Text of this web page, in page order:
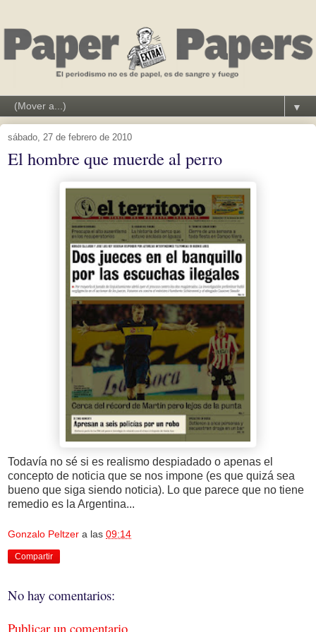
▼
sábado, 27 de febrero de 2010
El hombre que muerde al perro
Todavía no sé si es realismo despiadado o apenas el
concepto de noticia que se nos impone (es que quizá sea
bueno que siga siendo noticia). Lo que parece que no tiene
remedio es la Argentina...
Gonzalo Peltzer a las 09:14
Compartir
No hay comentarios:
Publicar un comentario